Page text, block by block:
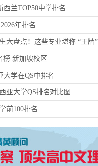
西兰TOP50中学排名
年排名
大盘点！这些专业堪称 “王牌”
榜 新加坡校区
大学在QS中排名
亚大学QS排名对比图
前100排名